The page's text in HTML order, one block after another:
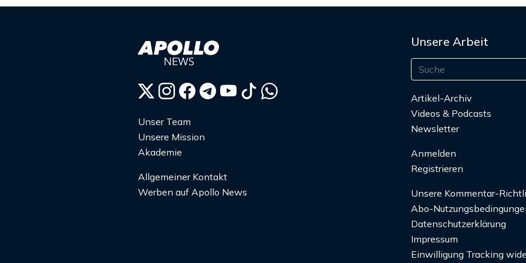
Unser Team
Unsere Mission
Akademie
Allgemeiner Kontakt
Werben auf Apollo News
Unsere Arbeit
Artikel-Archiv
Videos & Podcasts
Newsletter
Anmelden
Registrieren
Unsere Kommentar-
Abo-
Datenschutzerklärung
Impressum
Einwilligung Tracking